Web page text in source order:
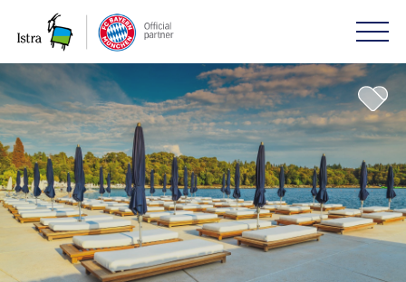
note:
website
includes
an
accessibility
system.